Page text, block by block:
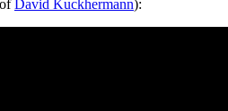
David Kuckhermann):